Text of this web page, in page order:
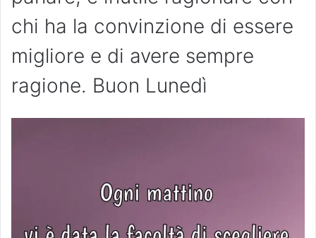
chi ha la convinzione di essere
migliore e di avere sempre
ragione. Buon Lunedì